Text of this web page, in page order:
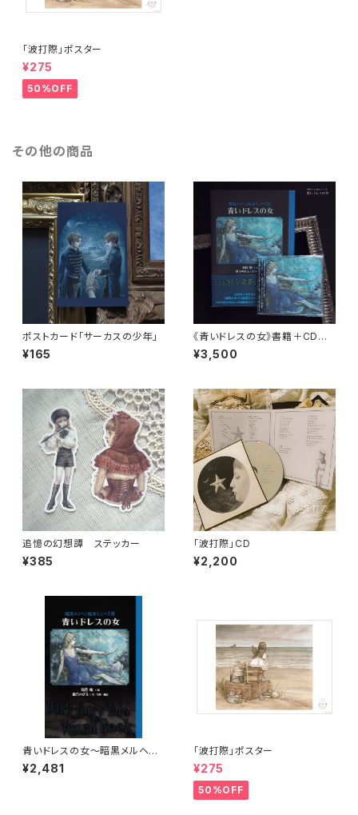
「波打際」ポスター
¥275
50%OFF
その他の商品
ポストカード「サーカスの少年」
¥165
《青いドレスの女》書籍＋CDセッ
ト
¥3,500
追憶の幻想譚 ステッカー
¥385
「波打際」CD
¥2,200
青いドレスの女〜暗黒メルヘン
絵本シリーズⅢ
¥2,481
「波打際」ポスター
¥275
50%OFF